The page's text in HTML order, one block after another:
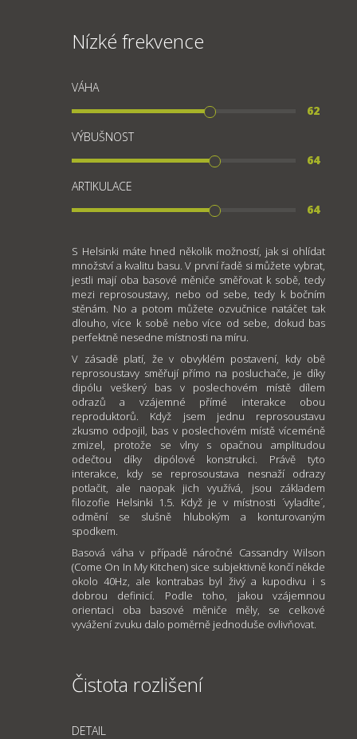
Nízké frekvence
VÁHA
62
VÝBUŠNOST
64
ARTIKULACE
64
S Helsinki máte hned několik možností, jak si ohlídat
množství a kvalitu basu. V první řadě si můžete vybrat,
jestli mají oba basové měniče směřovat k sobě, tedy
mezi reprosoustavy, nebo od sebe, tedy k bočním
stěnám. No a potom můžete ozvučnice natáčet tak
dlouho, více k sobě nebo více od sebe, dokud bas
perfektně nesedne místnosti na míru.
V zásadě platí, že v obvyklém postavení, kdy obě
reprosoustavy směřují přímo na posluchače, je díky
dipólu veškerý bas v poslechovém místě dílem
odrazů a vzájemné přímé interakce obou
reproduktorů. Když jsem jednu reprosoustavu
zkusmo odpojil, bas v poslechovém místě víceméně
zmizel, protože se vlny s opačnou amplitudou
odečtou díky dipólové konstrukci. Právě tyto
interakce, kdy se reprosoustava nesnaží odrazy
potlačit, ale naopak jich využívá, jsou základem
filozofie Helsinki 1.5. Když je v místnosti ´vyladíte´,
odmění se slušně hlubokým a konturovaným
spodkem.
Basová váha v případě náročné Cassandry Wilson
(Come On In My Kitchen) sice subjektivně končí někde
okolo 40Hz, ale kontrabas byl živý a kupodivu i s
dobrou definicí. Podle toho, jakou vzájemnou
orientaci oba basové měniče měly, se celkové
vyvážení zvuku dalo poměrně jednoduše ovlivňovat.
Čistota rozlišení
DETAIL